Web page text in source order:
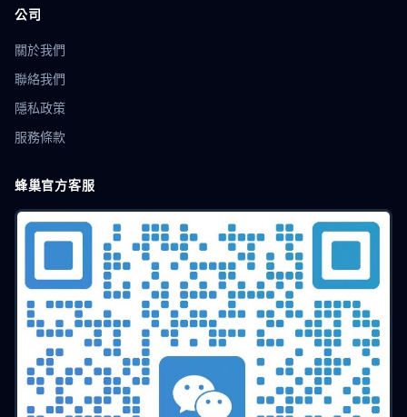
公司
關於我們
聯絡我們
隱私政策
服務條款
蜂巢官方客服